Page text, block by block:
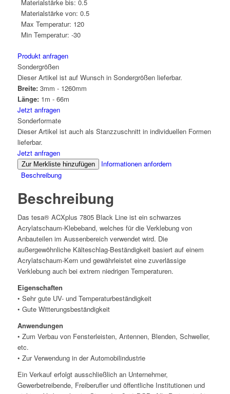
Materialstärke bis: 0.5
Materialstärke von: 0.5
Max Temperatur: 120
Min Temperatur: -30
Produkt anfragen
Sondergrößen
Dieser Artikel ist auf Wunsch in Sondergrößen lieferbar.
Breite:3mm - 1260mm
Länge:1m - 66m
Jetzt anfragen
Sonderformate
Dieser Artikel ist auch als Stanzzuschnitt in individuellen Formen
lieferbar.
Jetzt anfragen
Zur Merkliste hinzufügen
Informationen anfordern
Beschreibung
Beschreibung
Das tesa® ACXplus 7805 Black Line ist ein schwarzes
Acrylatschaum-Klebeband, welches für die Verklebung von
Anbauteilen im Aussenbereich verwendet wird. Die
außergewöhnliche Kälteschlag-Beständigkeit basiert auf einem
Acrylatschaum-Kern und gewährleistet eine zuverlässige
Verklebung auch bei extrem niedrigen Temperaturen.
Eigenschaften
• Sehr gute UV- und Temperaturbeständigkeit
• Gute Witterungsbeständigkeit
Anwendungen
• Zum Verbau von Fensterleisten, Antennen, Blenden, Schweller,
etc.
• Zur Verwendung in der Automobilindustrie
Ein Verkauf erfolgt ausschließlich an Unternehmer,
Gewerbetreibende, Freiberufler und öffentliche Institutionen und